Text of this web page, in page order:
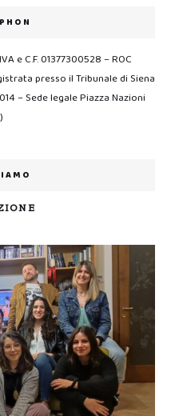
e C.F. 01377300528 – ROC
presso il Tribunale di Siena
– Sede legale Piazza Nazioni